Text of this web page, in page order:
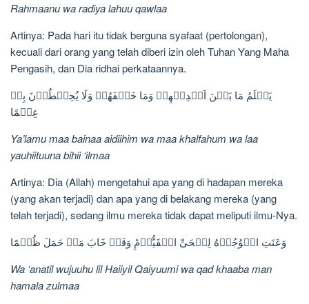
Rahmaanu wa radiya lahuu qawlaa
Artinya: Pada hari itu tidak berguna syafaat (pertolongan),
kecuali dari orang yang telah diberi izin oleh Tuhan Yang Maha
Pengasih, dan Dia ridhai perkataannya.
يَعۡلَمُ مَا بَيۡنَ اَيۡدِيۡهِمۡ وَمَا خَلۡفَهُمۡ وَلَا يُحِيۡطُوۡنَ بِهٖ
عِلۡمًا‏
Ya’lamu maa bainaa aidiihim wa maa khalfahum wa laa
yauhiituuna bihii ‘ilmaa
Artinya: Dia (Allah) mengetahui apa yang di hadapan mereka
(yang akan terjadi) dan apa yang di belakang mereka (yang
telah terjadi), sedang ilmu mereka tidak dapat meliputi ilmu-Nya.
وَعَنَتِ الۡوُجُوۡهُ لِلۡحَىِّ الۡقَيُّوۡمِ‌ؕ وَقَدۡ خَابَ مَنۡ حَمَلَ ظُلۡمًا‏
Wa ‘anatil wujuuhu lil Haiiyil Qaiyuumi wa qad khaaba man
hamala zulmaa